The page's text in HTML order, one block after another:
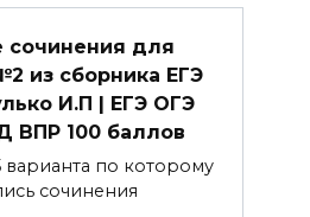
сочинения для
из сборника ЕГЭ
И.П | ЕГЭ ОГЭ
ВПР 100 баллов
варианта по которому
сочинения